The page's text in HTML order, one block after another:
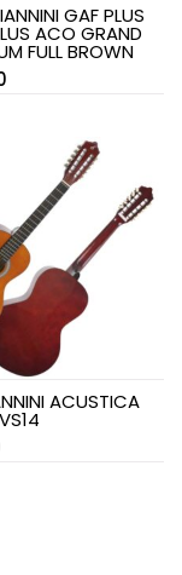
GAF PLUS
ACO GRAND
FULL BROWN
ACUSTICA